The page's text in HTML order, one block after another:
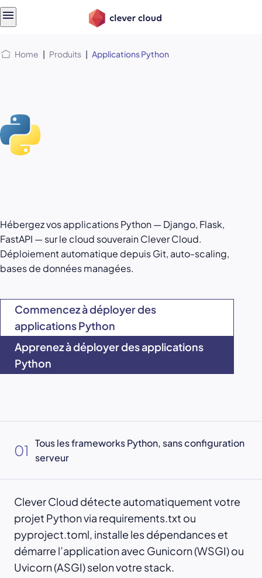
Home | Produits | Applications Python
Hébergez vos applications Python — Django, Flask,
FastAPI — sur le cloud souverain Clever Cloud.
Déploiement automatique depuis Git, auto-scaling,
bases de données managées.
Commencez à déployer des
applications Python
Apprenez à déployer des applications
Python
01
Tous les frameworks Python, sans configuration
serveur
Clever Cloud détecte automatiquement votre
projet Python via requirements.txt ou
pyproject.toml, installe les dépendances et
démarre l’application avec Gunicorn (WSGI) ou
Uvicorn (ASGI) selon votre stack.